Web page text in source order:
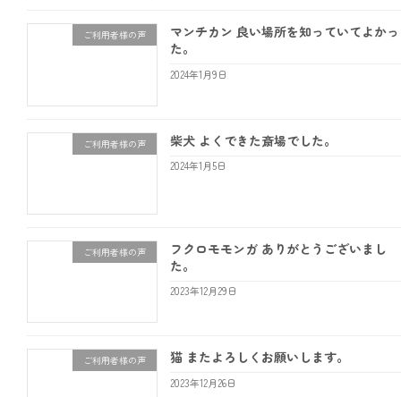
ご利用者様の声
マンチカン 良い場所を知っていてよかっ
た。
2024年1月9日
ご利用者様の声 柴犬 よくできた斎場でした。
2024年1月5日
ご利用者様の声
フクロモモンガ ありがとうございまし
た。
2023年12月29日
ご利用者様の声 猫 またよろしくお願いします。
2023年12月26日